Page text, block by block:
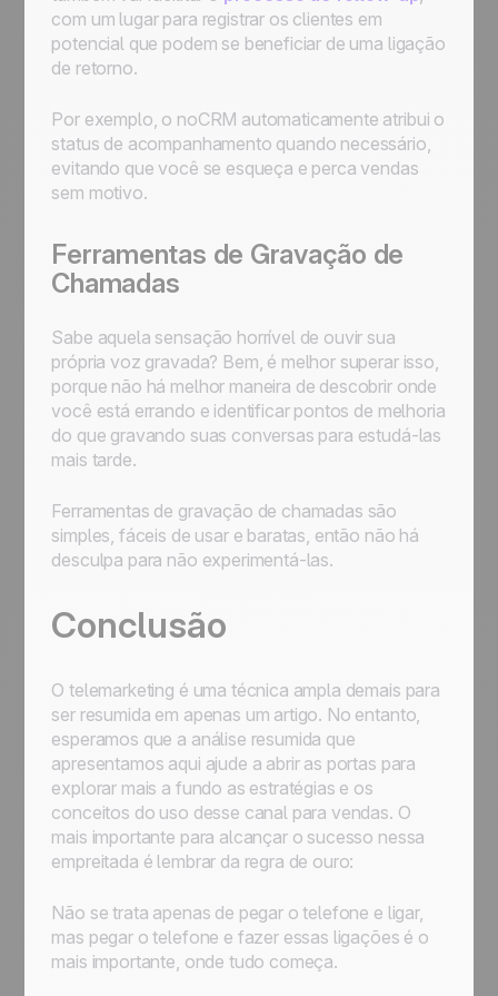
com um lugar para registrar os clientes em
potencial que podem se beneficiar de uma ligação
de retorno.
Por exemplo, o noCRM automaticamente atribui o
status de acompanhamento quando necessário,
evitando que você se esqueça e perca vendas
sem motivo.
Ferramentas de Gravação de
Chamadas
Sabe aquela sensação horrível de ouvir sua
própria voz gravada? Bem, é melhor superar isso,
porque não há melhor maneira de descobrir onde
você está errando e identificar pontos de melhoria
do que gravando suas conversas para estudá-las
mais tarde.
Ferramentas de gravação de chamadas são
simples, fáceis de usar e baratas, então não há
desculpa para não experimentá-las.
Conclusão
O telemarketing é uma técnica ampla demais para
ser resumida em apenas um artigo. No entanto,
esperamos que a análise resumida que
apresentamos aqui ajude a abrir as portas para
explorar mais a fundo as estratégias e os
conceitos do uso desse canal para vendas. O
mais importante para alcançar o sucesso nessa
empreitada é lembrar da regra de ouro:
Não se trata apenas de pegar o telefone e ligar,
mas pegar o telefone e fazer essas ligações é o
mais importante, onde tudo começa.